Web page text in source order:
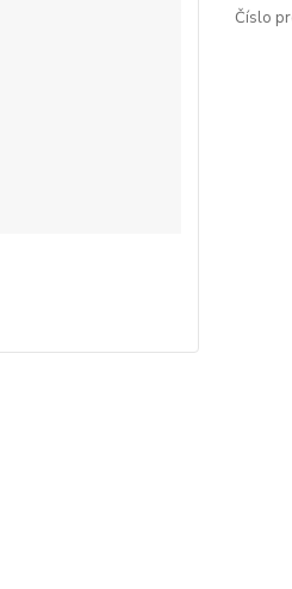
Číslo